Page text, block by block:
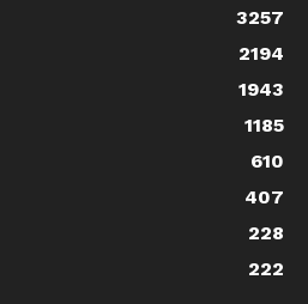
3257
2194
1943
1185
610
407
228
222